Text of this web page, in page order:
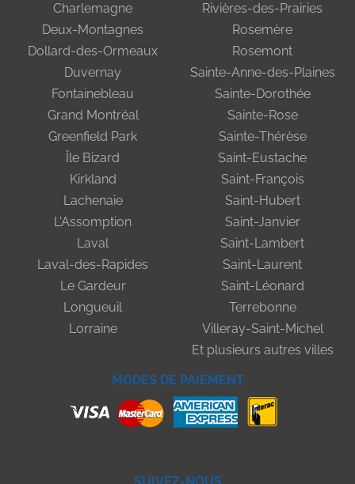
Charlemagne
Deux-Montagnes
Dollard-des-Ormeaux
Duvernay
Fontainebleau
Grand Montréal
Greenfield Park
Île Bizard
Kirkland
Lachenaie
L'Assomption
Laval
Laval-des-Rapides
Le Gardeur
Longueuil
Lorraine
Rivières-des-Prairies
Rosemère
Rosemont
Sainte-Anne-des-Plaines
Sainte-Dorothée
Sainte-Rose
Sainte-Thérèse
Saint-Eustache
Saint-François
Saint-Hubert
Saint-Janvier
Saint-Lambert
Saint-Laurent
Saint-Léonard
Terrebonne
Villeray-Saint-Michel
Et plusieurs autres villes
MODES DE PAIEMENT